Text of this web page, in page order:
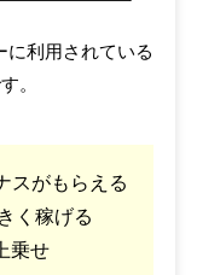
に利用されている
。
スがもらえる
く稼げる
乗せ